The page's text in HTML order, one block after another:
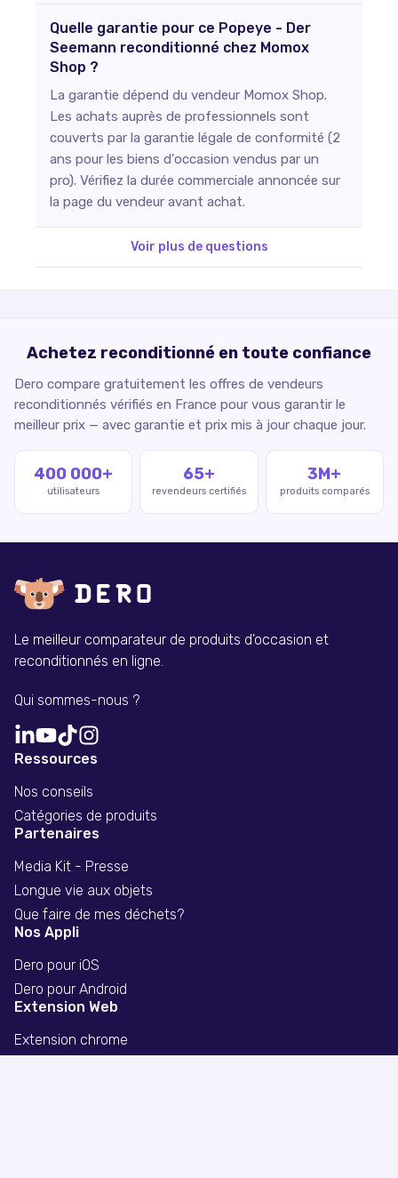
Quelle garantie pour ce Popeye - Der
Seemann reconditionné chez Momox
Shop ?
La garantie dépend du vendeur Momox Shop.
Les achats auprès de professionnels sont
couverts par la garantie légale de conformité (2
ans pour les biens d'occasion vendus par un
pro). Vérifiez la durée commerciale annoncée sur
la page du vendeur avant achat.
Voir plus de questions
Achetez reconditionné en toute confiance
Dero compare gratuitement les offres de vendeurs
reconditionnés vérifiés en France pour vous garantir le
meilleur prix — avec garantie et prix mis à jour chaque jour.
400 000+
utilisateurs
65+
revendeurs certifiés
3M+
produits comparés
Le meilleur comparateur de produits d'occasion et
reconditionnés en ligne.
Qui sommes-nous ?
Ressources
Nos conseils
Catégories de produits
Partenaires
Media Kit - Presse
Longue vie aux objets
Que faire de mes déchets?
Nos Appli
Dero pour iOS
Dero pour Android
Extension Web
Extension chrome